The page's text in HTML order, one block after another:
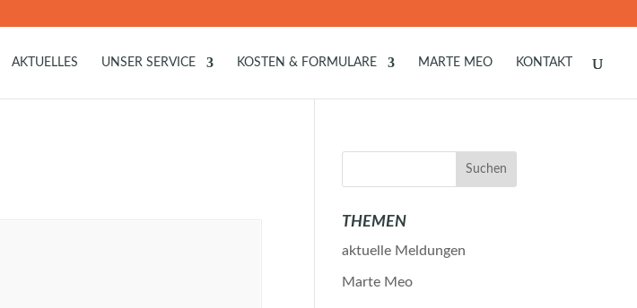
AKTUELLES UNSER SERVICE KOSTEN & FORMULARE MARTE MEO KONTAKT
THEMEN
aktuelle Meldungen
Marte Meo